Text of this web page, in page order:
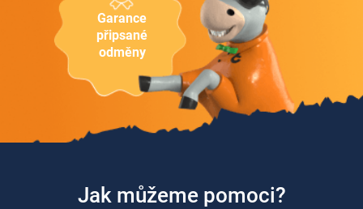
Garance
připsané
odměny
Jak můžeme pomoci?